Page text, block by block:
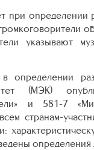
определении
указывают
определении
(МЭК)
и 581-7
странам-
определения